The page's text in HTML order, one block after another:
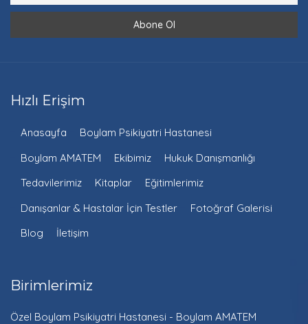
Hızlı Erişim
Anasayfa
Boylam Psikiyatri Hastanesi
Boylam AMATEM
Ekibimiz
Hukuk Danışmanlığı
Tedavilerimiz
Kitaplar
Eğitimlerimiz
Danışanlar & Hastalar İçin Testler
Fotoğraf Galerisi
Blog
İletişim
Birimlerimiz
Özel Boylam Psikiyatri Hastanesi - Boylam AMATEM